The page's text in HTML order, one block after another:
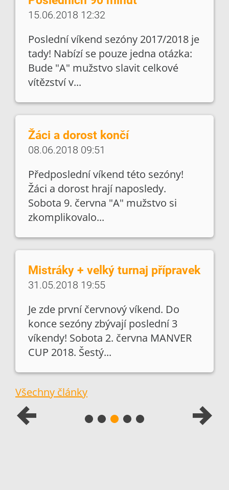
15.06.2018 12:32
Poslední víkend sezóny 2017/2018 je
tady! Nabízí se pouze jedna otázka:
Bude "A" mužstvo slavit celkové
vítězství v...
Žáci a dorost končí
08.06.2018 09:51
Předposlední víkend této sezóny!
Žáci a dorost hrají naposledy.
Sobota 9. června "A" mužstvo si
zkomplikovalo...
Mistráky + velký turnaj přípravek
31.05.2018 19:55
Je zde první červnový víkend. Do
konce sezóny zbývají poslední 3
víkendy! Sobota 2. června MANVER
CUP 2018. Šestý...
Všechny články